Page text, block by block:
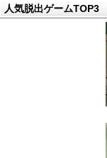
人気脱出ゲームTOP3